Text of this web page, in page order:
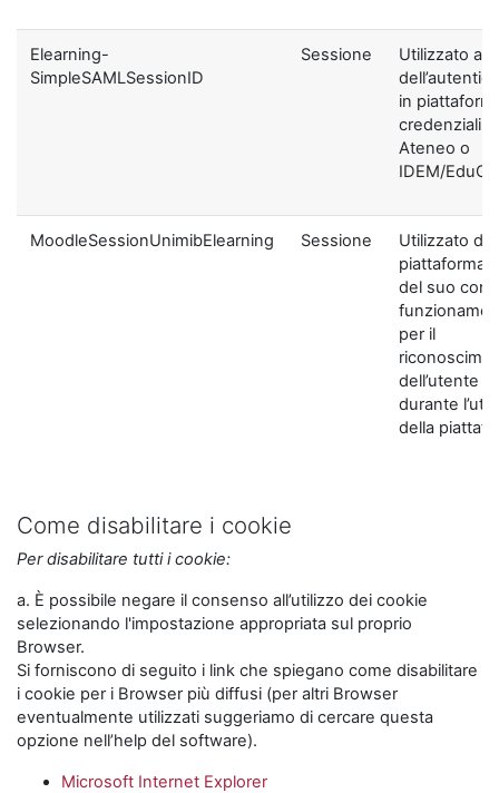
Elearning-
SimpleSAMLSessionID
Sessione
Utilizzato ai
in
credenziali di
Ateneo o
IDEM/
MoodleSessionUnimibElearning Sessione
Utilizzato
piattaforma
del suo
per il
dell’utente
durante
della
Come disabilitare i cookie
Per disabilitare tutti i cookie:
a. È possibile negare il consenso all’utilizzo dei cookie
selezionando l'impostazione appropriata sul proprio
Browser.
Si forniscono di seguito i link che spiegano come disabilitare
i cookie per i Browser più diffusi (per altri Browser
eventualmente utilizzati suggeriamo di cercare questa
opzione nell’help del software).
Microsoft Internet Explorer